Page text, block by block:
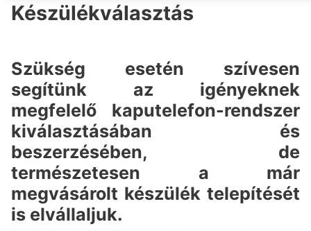
Készülékválasztás
Szükség esetén szívesen
segítünk az igényeknek
megfelelő kaputelefon-rendszer
kiválasztásában és
beszerzésében, de
természetesen a már
megvásárolt készülék telepítését
is elvállaljuk.